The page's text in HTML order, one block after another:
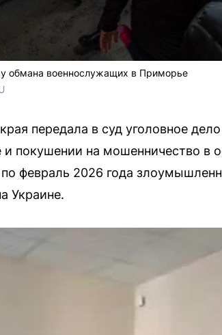
обмана военнослужащих в Приморье
передала в суд уголовное
покушении на мошенничество в
по февраль 2026 года
Украине.